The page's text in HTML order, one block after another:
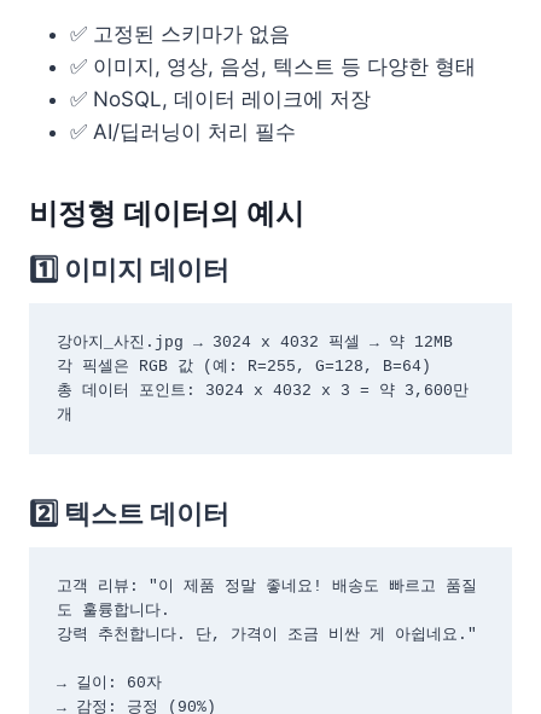
✅ 고정된 스키마가 없음
✅ 이미지, 영상, 음성, 텍스트 등 다양한 형태
✅ NoSQL, 데이터 레이크에 저장
✅ AI/딥러닝이 처리 필수
비정형 데이터의 예시
1️⃣ 이미지 데이터
강아지_사진.jpg → 3024 x 4032 픽셀 → 약 12MB
각 픽셀은 RGB 값 (예: R=255, G=128, B=64)
총 데이터 포인트: 3024 x 4032 x 3 = 약 3,600만
개
2️⃣ 텍스트 데이터
고객 리뷰: "이 제품 정말 좋네요! 배송도 빠르고 품질
도 훌륭합니다.
강력 추천합니다. 단, 가격이 조금 비싼 게 아쉽네요."
→ 길이: 60자
→ 감정: 긍정 (90%)